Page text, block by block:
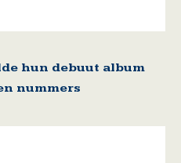
hun debuut album
nummers